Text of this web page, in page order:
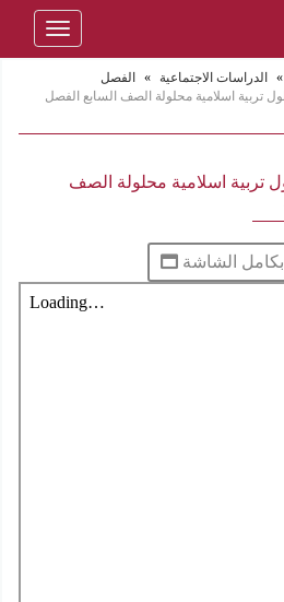
Toggle
» الدراسات الاجتماعية »
الفصل
تربية اسلامية محلولة الصف السابع الفصل
تربية اسلامية محلولة الصف
الشاشة